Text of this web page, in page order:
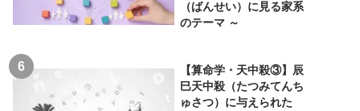
（ばんせい）に見る家系
のテーマ ～
【算命学・天中殺③】辰
巳天中殺（たつみてんち
ゅさつ）に与えられた